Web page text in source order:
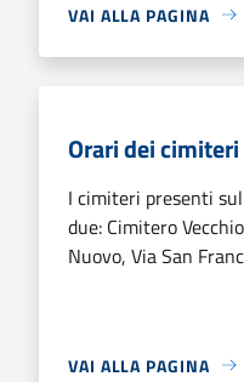
VAI ALLA PAGINA
Orari dei cimiteri
I cimiteri presenti
due: Cimitero
Nuovo, Via San
VAI ALLA PAGINA